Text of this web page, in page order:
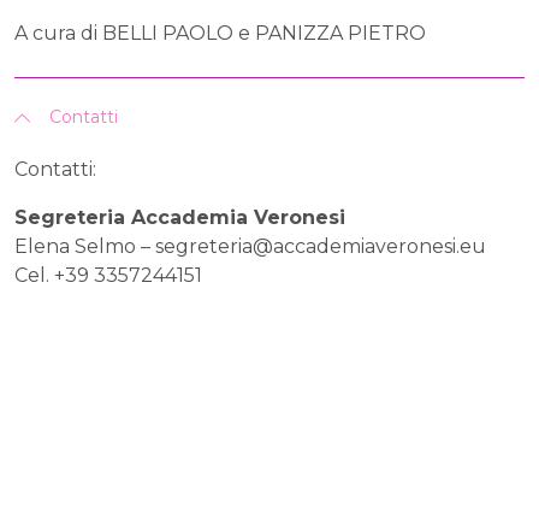
A cura di BELLI PAOLO e PANIZZA PIETRO
Contatti
Contatti:
Segreteria Accademia Veronesi
Elena Selmo – segreteria@accademiaveronesi.eu
Cel. +39 3357244151